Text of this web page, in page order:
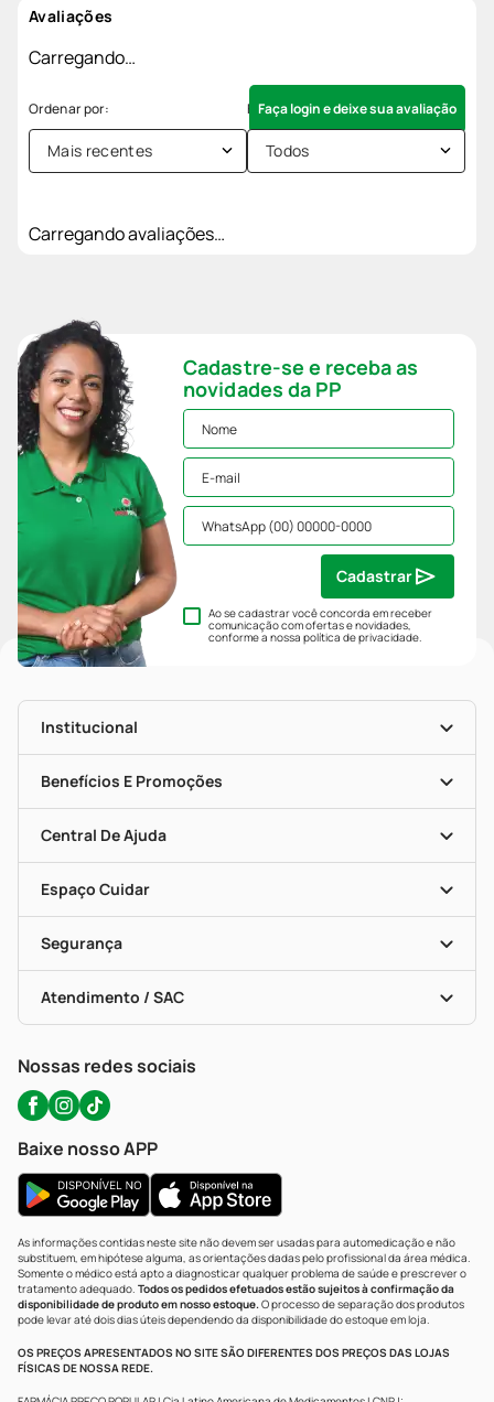
Avaliações
Carregando…
Faça login e deixe sua avaliação
Mais recentes Todos
Carregando avaliações…
Cadastre-se e receba as
novidades da PP
Ao se cadastrar você concorda em receber
comunicação com ofertas e novidades,
conforme a nossapolítica de privacidade.
Cadastrar
Institucional
História
Nossas Lojas
Mapa De Categorias
Blog Da PP
Seja Uma Loja Parceira
Benefícios E Promoções
Clube PP
Convênios
Programa Popular Do Brasil
Encarte De Ofertas
Dermaclub
Descontos De Laboratório (PBM)
Cupons E Ofertas
Central De Ajuda
Entrega
Recompra Programada
Compras Com Receita
Alomed (tele-Entrega)
Formas De Pagamento
Troca E Devolução
Bulas De A A Z
Políticas De Marketplace
Espaço Cuidar
Vacinas
Serviços Farmacêuticos
Testes Rápidos
Autoteste Covid-19
Segurança
Certificado De Segurança
Portal Da Privacidade
Atendimento / SAC
WhatsApp (47) 9202-1687
Nossas redes sociais
Baixe nosso APP
As informações contidas neste site não devem ser usadas para automedicação e não
substituem, em hipótese alguma, as orientações dadas pelo profissional da área médica.
Somente o médico está apto a diagnosticar qualquer problema de saúde e prescrever o
tratamento adequado. Todos os pedidos efetuados estão sujeitos à confirmação da
disponibilidade de produto em nosso estoque.O processo de separação dos produtos
pode levar até dois dias úteis dependendo da disponibilidade do estoque em loja.
OS PREÇOS APRESENTADOS NO SITE SÃO DIFERENTES DOS PREÇOS DAS LOJAS
FÍSICAS DE NOSSA REDE.